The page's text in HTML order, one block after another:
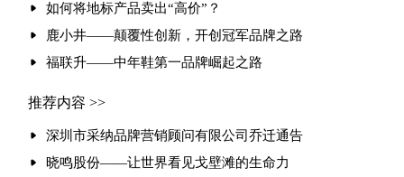
如何将地标产品卖出“高价”？
鹿小井——颠覆性创新，开创冠军品牌之路
福联升——中年鞋第一品牌崛起之路
推荐内容 >>
深圳市采纳品牌营销顾问有限公司乔迁通告
晓鸣股份——让世界看见戈壁滩的生命力